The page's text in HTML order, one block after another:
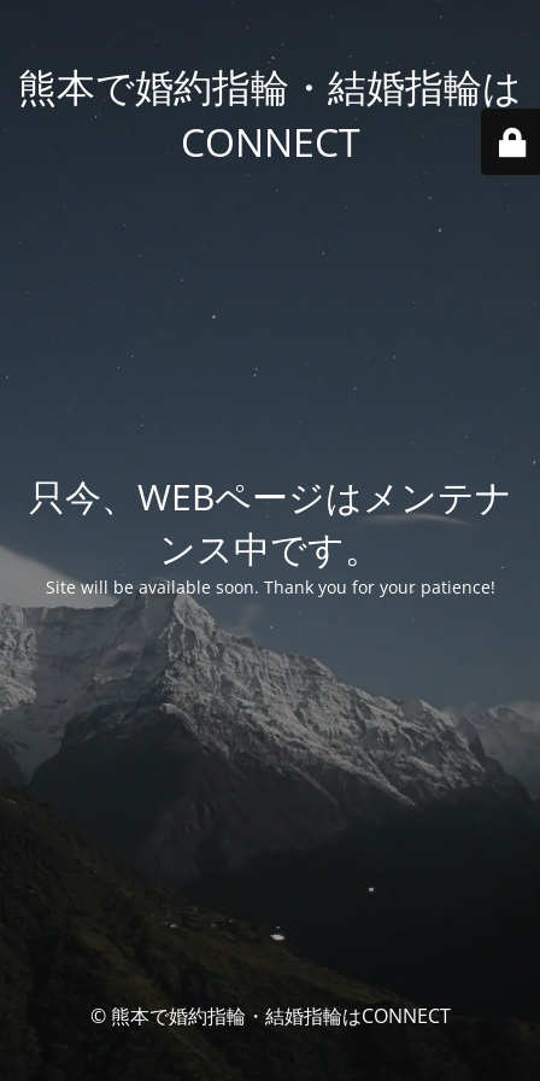
熊本で婚約指輪・結婚指輪は
CONNECT
只今、WEBページはメンテナ
ンス中です。
Site will be available soon. Thank you for your patience!
© 熊本で婚約指輪・結婚指輪はCONNECT